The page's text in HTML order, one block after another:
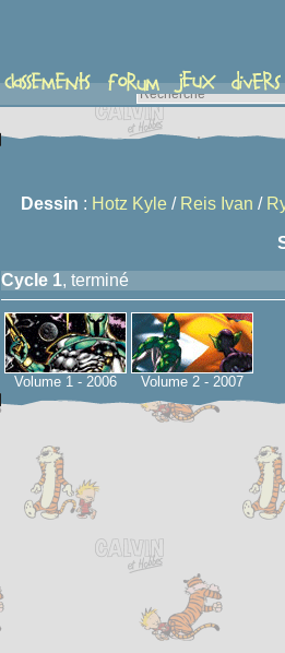
Dessin : Hotz Kyle / Reis Ivan /
Cycle 1, terminé
Volume 1 - 2006 Volume 2 - 2007